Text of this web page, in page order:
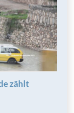
zählt